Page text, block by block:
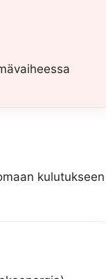
kulutukseen